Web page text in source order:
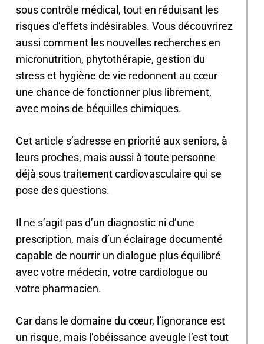
sous contrôle médical, tout en réduisant les
risques d’effets indésirables. Vous découvrirez
aussi comment les nouvelles recherches en
micronutrition, phytothérapie, gestion du
stress et hygiène de vie redonnent au cœur
une chance de fonctionner plus librement,
avec moins de béquilles chimiques.
Cet article s’adresse en priorité aux seniors, à
leurs proches, mais aussi à toute personne
déjà sous traitement cardiovasculaire qui se
pose des questions.
Il ne s’agit pas d’un diagnostic ni d’une
prescription, mais d’un éclairage documenté
capable de nourrir un dialogue plus équilibré
avec votre médecin, votre cardiologue ou
votre pharmacien.
Car dans le domaine du cœur, l’ignorance est
un risque, mais l’obéissance aveugle l’est tout